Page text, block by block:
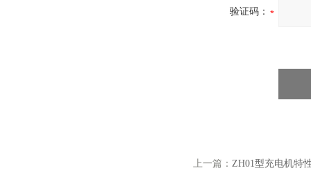
验证码：
上一篇： ZH01型充电机特